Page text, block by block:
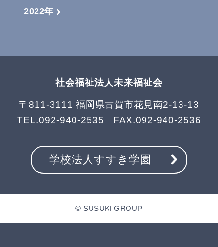
2022年
社会福祉法人未来福祉会
〒811-3111 福岡県古賀市花見南2-13-13
TEL.092-940-2535 FAX.092-940-2536
学校法人すすき学園
© SUSUKI GROUP